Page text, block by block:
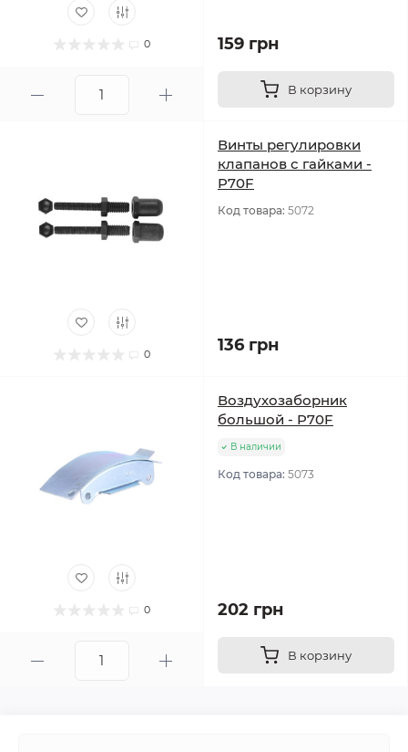
0 159 грн
В корзину
0
Винты регулировки
клапанов с гайками -
P70F
Код товара: 5072
136 грн
0
Воздухозаборник
большой - P70F
В наличии
Код товара: 5073
202 грн
В корзину